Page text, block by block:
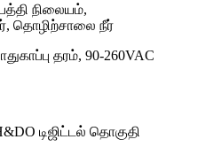
நிலையம்,
தொழிற்சாலை நீர்
தரம், 90-260VAC